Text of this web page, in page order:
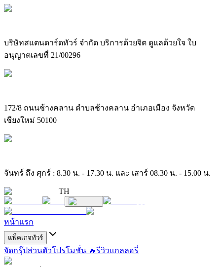
บริษัทสแตนดาร์ดทัวร์ จำกัด บริการด้วยจิต ดูแลด้วยใจ ใบ
อนุญาตเลขที่ 21/00296
172/8 ถนนช้างคลาน ตำบลช้างคลาน อำเภอเมือง จังหวัด
เชียงใหม่ 50100
จันทร์ ถึง ศุกร์ : 8.30 น. - 17.30 น. และ เสาร์ 08.30 น. - 15.00 น.
TH
หน้าแรก
แพ็คเกจทัวร์
จัดกรุ๊ปส่วนตัวโปรโมชั่น 🔥รีวิวแกลลอรี่